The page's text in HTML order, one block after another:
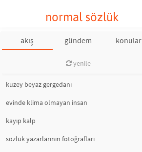
normal sözlük
akış gündem konular
yenile
kuzey beyaz gergedanı
evinde klima olmayan insan
kayıp kalp
sözlük yazarlarının fotoğrafları